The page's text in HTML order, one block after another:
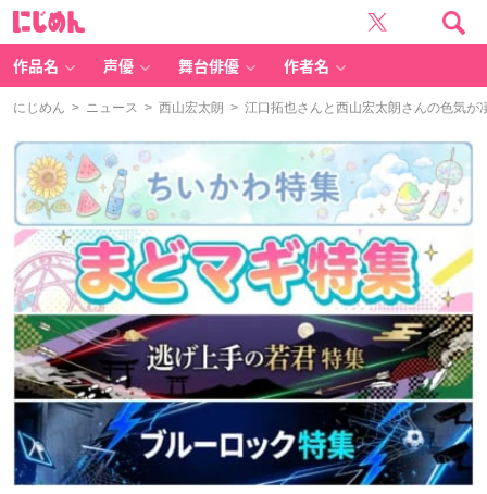
作品名 声優 舞台俳優 作者名
にじめん > ニュース > 西山宏太朗 > 江口拓也さんと西山宏太朗さんの色気が